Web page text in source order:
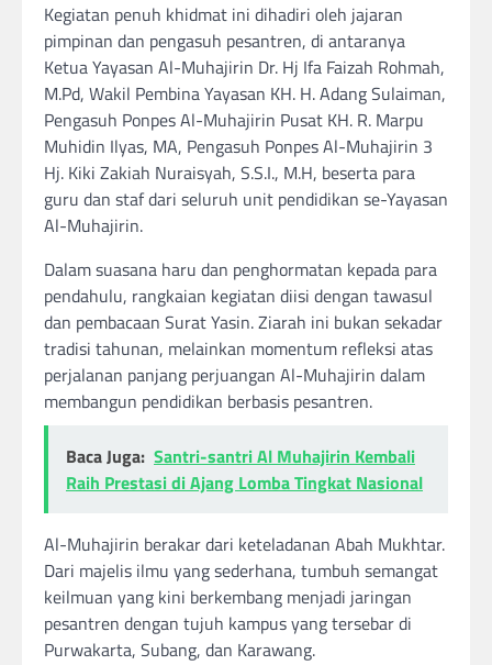
Kegiatan penuh khidmat ini dihadiri oleh jajaran
pimpinan dan pengasuh pesantren, di antaranya
Ketua Yayasan Al-Muhajirin Dr. Hj Ifa Faizah Rohmah,
M.Pd, Wakil Pembina Yayasan KH. H. Adang Sulaiman,
Pengasuh Ponpes Al-Muhajirin Pusat KH. R. Marpu
Muhidin Ilyas, MA, Pengasuh Ponpes Al-Muhajirin 3
Hj. Kiki Zakiah Nuraisyah, S.S.I., M.H, beserta para
guru dan staf dari seluruh unit pendidikan se-Yayasan
Al-Muhajirin.
Dalam suasana haru dan penghormatan kepada para
pendahulu, rangkaian kegiatan diisi dengan tawasul
dan pembacaan Surat Yasin. Ziarah ini bukan sekadar
tradisi tahunan, melainkan momentum refleksi atas
perjalanan panjang perjuangan Al-Muhajirin dalam
membangun pendidikan berbasis pesantren.
Baca Juga: Santri-santri Al Muhajirin Kembali
Raih Prestasi di Ajang Lomba Tingkat Nasional
Al-Muhajirin berakar dari keteladanan Abah Mukhtar.
Dari majelis ilmu yang sederhana, tumbuh semangat
keilmuan yang kini berkembang menjadi jaringan
pesantren dengan tujuh kampus yang tersebar di
Purwakarta, Subang, dan Karawang.